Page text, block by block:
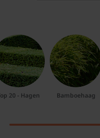
20 - Hagen Bamboehaag